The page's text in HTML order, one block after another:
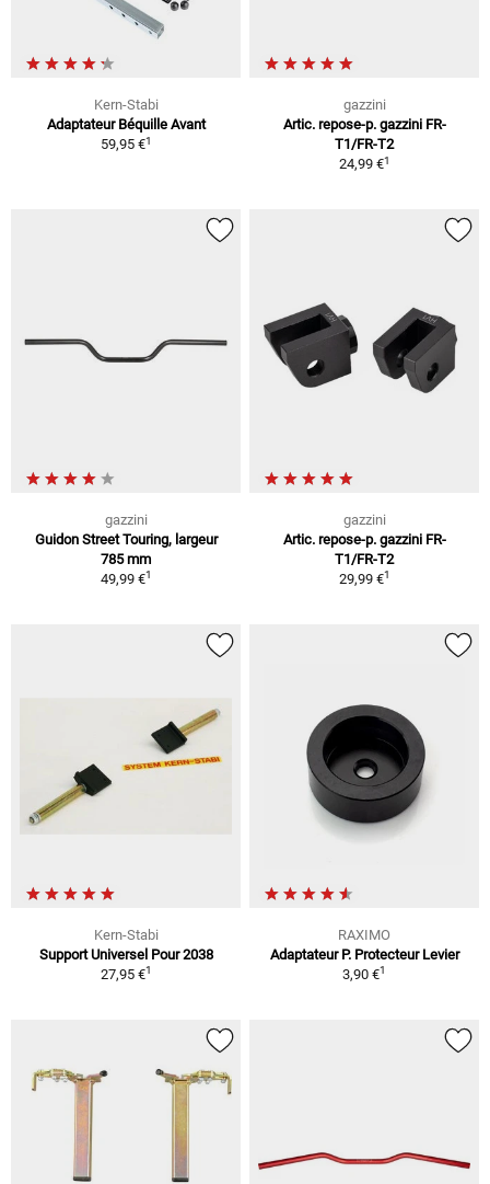
Kern-Stabi
Adaptateur Béquille Avant
59,95 €1
gazzini
Artic. repose-p. gazzini FR-
T1/FR-T2
24,99 €1
gazzini
Guidon Street Touring, largeur
785 mm
49,99 €1
gazzini
Artic. repose-p. gazzini FR-
T1/FR-T2
29,99 €1
Kern-Stabi
Support Universel Pour 2038
27,95 €1
RAXIMO
Adaptateur P. Protecteur Levier
3,90 €1